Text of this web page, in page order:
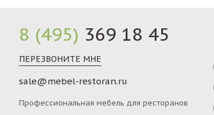
8 (495) 369 18 45
ПЕРЕЗВОНИТЕ МНЕ
sale@mebel-restoran.ru
Профессиональная мебель для ресторанов